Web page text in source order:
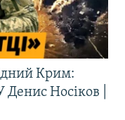
Крим:
Носіков |